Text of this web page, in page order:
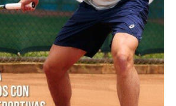
ATP 1000 Indian Wells: Monfils cae en
su...